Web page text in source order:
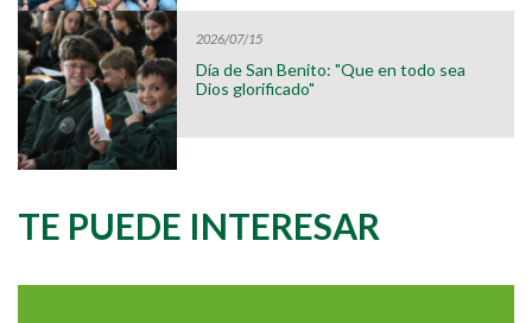
2026/07/15
Día de San Benito: "Que en todo sea
Dios glorificado"
TE PUEDE INTERESAR